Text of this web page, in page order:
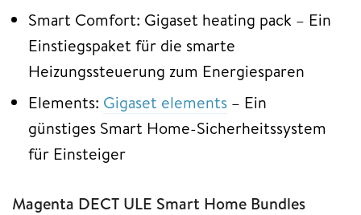
Smart Comfort: Gigaset heating pack – Ein
Einstiegspaket für die smarte
Heizungssteuerung zum Energiesparen
Elements: Gigaset elements – Ein
günstiges Smart Home-Sicherheitssystem
für Einsteiger
Magenta DECT ULE Smart Home Bundles